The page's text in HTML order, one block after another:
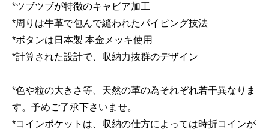
*ツブツブが特徴のキャビア加工
*周りは牛革で包んで縫われたパイピング技法
*ボタンは日本製 本金メッキ使用
*計算された設計で、収納力抜群のデザイン
*色や粒の大きさ等、天然の革の為それぞれ若干異なりま
す。予めご了承下さいませ。
*コインポケットは、収納の仕方によっては時折コインが